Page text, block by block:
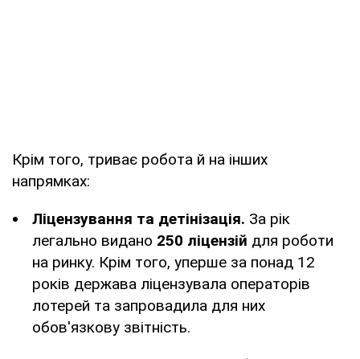
Крім того, триває робота й на інших
напрямках:
Ліцензування та детінізація. За рік
легально видано 250 ліцензій для роботи
на ринку. Крім того, уперше за понад 12
років держава ліцензувала операторів
лотерей та запровадила для них
обов'язкову звітність.